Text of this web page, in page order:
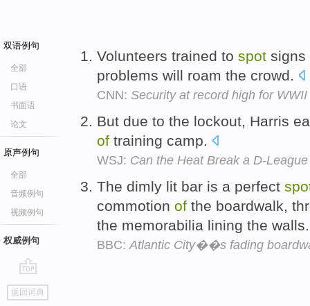
双语例句
全部
口语
书面语
论文
原声例句
全部
音频例句
视频例句
权威例句
go
top
返回词典
Volunteers trained to spot signs
problems will roam the crowd.
CNN: Security at record high for
But due to the lockout, Harris
of training camp.
WSJ: Can the Heat Break a D-
The dimly lit bar is a perfect
commotion of the boardwalk,
the memorabilia lining the
BBC: Atlantic City��s fading